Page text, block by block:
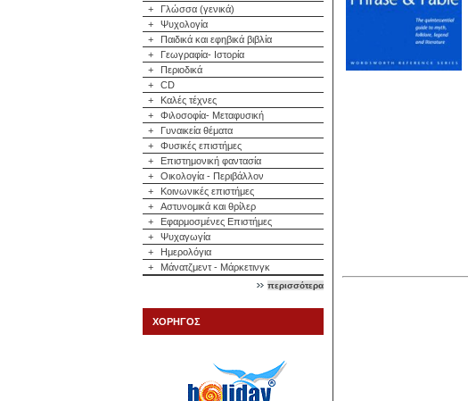
+
Γλώσσα (γενικά)
+
Ψυχολογία
+
Παιδικά και εφηβικά βιβλία
+
Γεωγραφία- Ιστορία
+
Περιοδικά
+
CD
+
Καλές τέχνες
+
Φιλοσοφία- Μεταφυσική
+
Γυναικεία θέματα
+
Φυσικές επιστήμες
+
Επιστημονική φαντασία
+
Οικολογία - Περιβάλλον
+
Κοινωνικές επιστήμες
+
Αστυνομικά και θρίλερ
+
Εφαρμοσμένες Επιστήμες
+
Ψυχαγωγία
+
Ημερολόγια
+
Μάνατζμεντ - Μάρκετινγκ
περισσότερα
ΧΟΡΗΓΟΣ